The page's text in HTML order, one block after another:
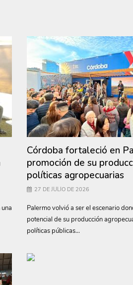
Córdoba fortaleció en
promoción de su
políticas agropecuarias
27 DE JULIO DE 2026
Palermo volvió a ser el escenario
potencial de su producción
políticas públicas...